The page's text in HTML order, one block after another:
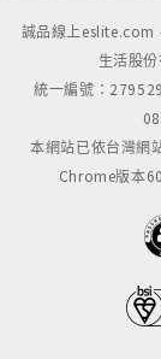
誠品線上
生活股
統一編號：
本網站已依台灣網
Chrome版本